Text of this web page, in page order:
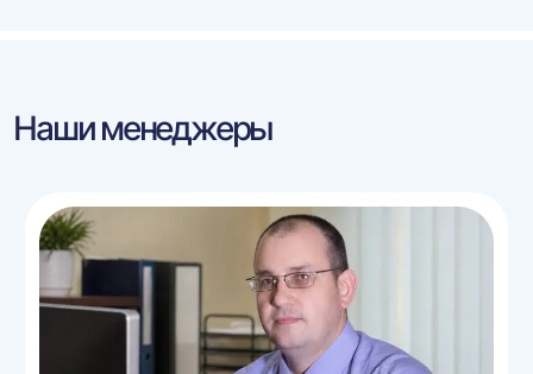
Наши менеджеры